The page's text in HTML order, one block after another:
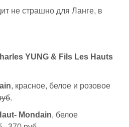
не страшно для Ланге, в
YUNG & Fils Les Hauts
, красное, белое и розовое
.
Mondain, белое